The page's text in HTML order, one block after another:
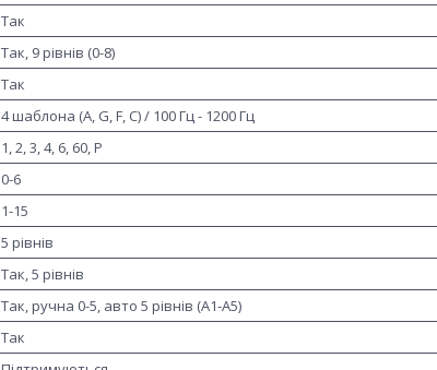
Так
Так, 9 рівнів (0-8)
Так
4 шаблона (A, G, F, C) / 100 Гц - 1200 Гц
1, 2, 3, 4, 6, 60, P
0-6
1-15
5 рівнів
Так, 5 рівнів
Так, ручна 0-5, авто 5 рівнів (A1-A5)
Так